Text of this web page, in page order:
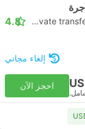
Daytrip private transfer with English speaking driver
4.8
إلغاء مجاني
احجز الآن